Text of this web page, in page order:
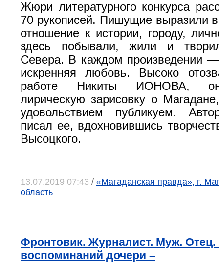
Жюри литературного конкурса
70 рукописей. Пишущие выразили в
отношение к истории, городу,
здесь побывали, жили и
Cевера. В каждом произведении
искренняя любовь. Высоко
работе Никиты ИОНОВА, он
лирическую зарисовку о
удовольствием публикуем.
писал ее, вдохновившись
Высоцкого.
13.07.2019 07:43 / «Магаданская правда», г.
область
Фронтовик. Журналист. Муж. Отец.
воспоминаний дочери –